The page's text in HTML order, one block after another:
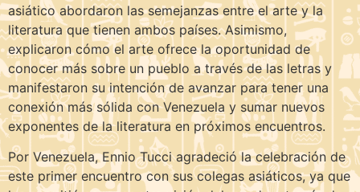
asiático abordaron las semejanzas entre el arte y la
literatura que tienen ambos países. Asimismo,
explicaron cómo el arte ofrece la oportunidad de
conocer más sobre un pueblo a través de las letras y
manifestaron su intención de avanzar para tener una
conexión más sólida con Venezuela y sumar nuevos
exponentes de la literatura en próximos encuentros.
Por Venezuela, Ennio Tucci agradeció la celebración de
este primer encuentro con sus colegas asiáticos, ya que